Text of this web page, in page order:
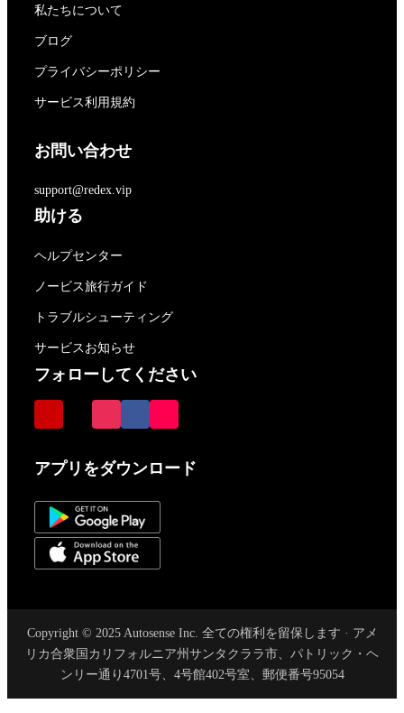
私たちについて
ブログ
プライバシーポリシー
サービス利用規約
お問い合わせ
support@redex.vip
助ける
ヘルプセンター
ノービス旅行ガイド
トラブルシューティング
サービスお知らせ
フォローしてください
アプリをダウンロード
Copyright © 2025 Autosense Inc. 全ての権利を留保します · アメ
リカ合衆国カリフォルニア州サンタクララ市、パトリック・ヘ
ンリー通り4701号、4号館402号室、郵便番号95054